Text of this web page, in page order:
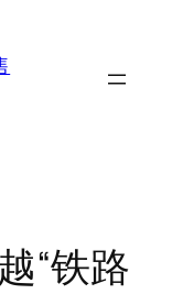
“铁路